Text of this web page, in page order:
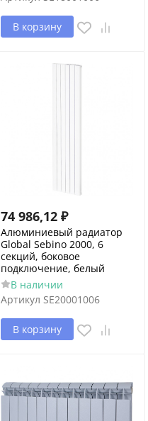
В корзину
74 986,12 ₽
Алюминиевый радиатор
Global Sebino 2000, 6
секций, боковое
подключение, белый
В наличии
Артикул SE20001006
В корзину